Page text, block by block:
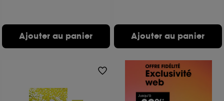
Ajouter au panier Ajouter au panier